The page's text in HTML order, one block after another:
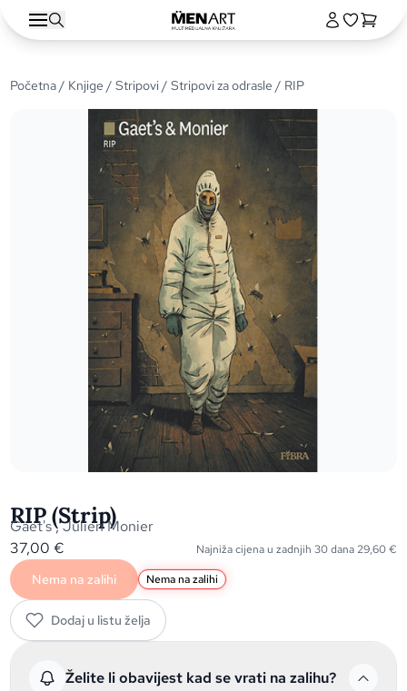
Početna/ Knjige /Stripovi/Stripovi za odrasle / RIP
RIP (Strip)
Gaet's,Julien Monier
37,00€ Najniža cijena u zadnjih 30 dana 29,60€
Nema na zalihi Nema na zalihi
Dodaj u listu želja
Želite li obavijest kad se vrati na zalihu?